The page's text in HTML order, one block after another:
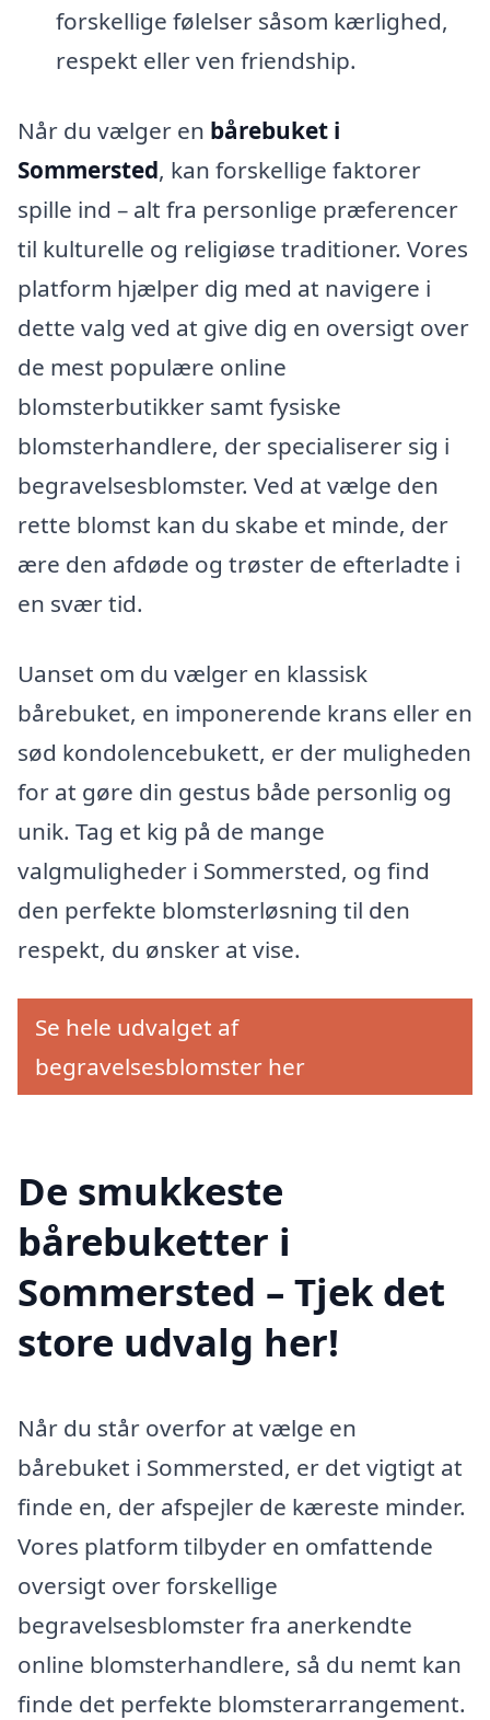
forskellige følelser såsom kærlighed,
respekt eller ven friendship.
Når du vælger en bårebuket i
Sommersted, kan forskellige faktorer
spille ind – alt fra personlige præferencer
til kulturelle og religiøse traditioner. Vores
platform hjælper dig med at navigere i
dette valg ved at give dig en oversigt over
de mest populære online
blomsterbutikker samt fysiske
blomsterhandlere, der specialiserer sig i
begravelsesblomster. Ved at vælge den
rette blomst kan du skabe et minde, der
ære den afdøde og trøster de efterladte i
en svær tid.
Uanset om du vælger en klassisk
bårebuket, en imponerende krans eller en
sød kondolencebukett, er der muligheden
for at gøre din gestus både personlig og
unik. Tag et kig på de mange
valgmuligheder i Sommersted, og find
den perfekte blomsterløsning til den
respekt, du ønsker at vise.
Se hele udvalget af
begravelsesblomster her
De smukkeste
bårebuketter i
Sommersted – Tjek det
store udvalg her!
Når du står overfor at vælge en
bårebuket i Sommersted, er det vigtigt at
finde en, der afspejler de kæreste minder.
Vores platform tilbyder en omfattende
oversigt over forskellige
begravelsesblomster fra anerkendte
online blomsterhandlere, så du nemt kan
finde det perfekte blomsterarrangement.